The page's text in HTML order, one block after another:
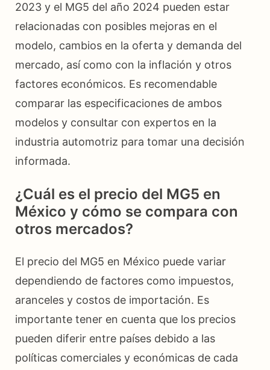
2023 y el MG5 del año 2024 pueden estar
relacionadas con posibles mejoras en el
modelo, cambios en la oferta y demanda del
mercado, así como con la inflación y otros
factores económicos. Es recomendable
comparar las especificaciones de ambos
modelos y consultar con expertos en la
industria automotriz para tomar una decisión
informada.
¿Cuál es el precio del MG5 en
México y cómo se compara con
otros mercados?
El precio del MG5 en México puede variar
dependiendo de factores como impuestos,
aranceles y costos de importación. Es
importante tener en cuenta que los precios
pueden diferir entre países debido a las
políticas comerciales y económicas de cada